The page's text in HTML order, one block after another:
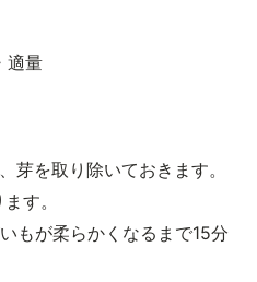
適量
芽を取り除いておきます。
す。
もが柔らかくなるまで15分